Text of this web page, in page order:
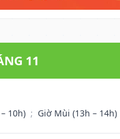
11
10h) ; Giờ Mùi (13h – 14h)